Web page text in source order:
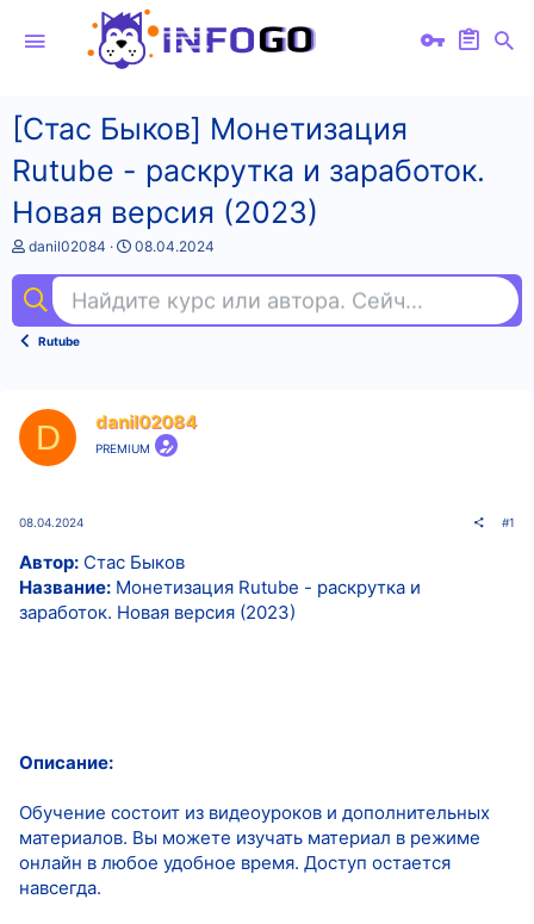
[Стас Быков] Монетизация
Rutube - раскрутка и заработок.
Новая версия (2023)
А
т
о
т
danil02084
Д
а
н
а
08.04.2024
Найдите курс или автора. Сейчас ищут
Rutube
D danil02084
PREMIUM
08.04.2024 #1
Автор: Стас Быков
Название: Монетизация Rutube - раскрутка и
заработок. Новая версия (2023)
Описание:
Обучение состоит из видеоуроков и дополнительных
материалов. Вы можете изучать материал в режиме
онлайн в любое удобное время. Доступ остается
навсегда.